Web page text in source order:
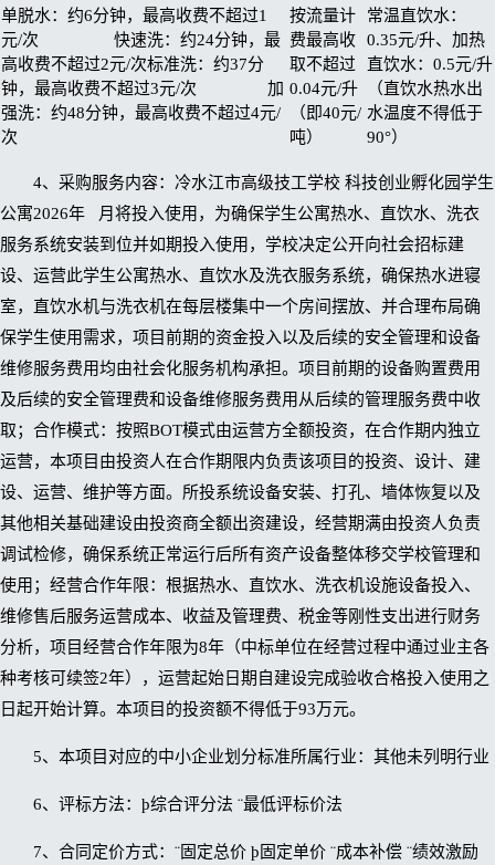
单脱水：约6分钟，最高收费不超过1
元/次 快速洗：约24分钟，最
高收费不超过2元/次标准洗：约37分
钟，最高收费不超过3元/次 加
强洗：约48分钟，最高收费不超过4元/
次
按流量计
费最高收
取不超过
0.04元/升
（即40元/
吨）
常温直饮水：
0.35元/升、加热
直饮水：0.5元/升
（直饮水热水出
水温度不得低于
90°）
4、采购服务内容：冷水江市高级技工学校 科技创业孵化园学生
公寓2026年 月将投入使用，为确保学生公寓热水、直饮水、洗衣
服务系统安装到位并如期投入使用，学校决定公开向社会招标建
设、运营此学生公寓热水、直饮水及洗衣服务系统，确保热水进寝
室，直饮水机与洗衣机在每层楼集中一个房间摆放、并合理布局确
保学生使用需求，项目前期的资金投入以及后续的安全管理和设备
维修服务费用均由社会化服务机构承担。项目前期的设备购置费用
及后续的安全管理费和设备维修服务费用从后续的管理服务费中收
取；合作模式：按照BOT模式由运营方全额投资，在合作期内独立
运营，本项目由投资人在合作期限内负责该项目的投资、设计、建
设、运营、维护等方面。所投系统设备安装、打孔、墙体恢复以及
其他相关基础建设由投资商全额出资建设，经营期满由投资人负责
调试检修，确保系统正常运行后所有资产设备整体移交学校管理和
使用；经营合作年限：根据热水、直饮水、洗衣机设施设备投入、
维修售后服务运营成本、收益及管理费、税金等刚性支出进行财务
分析，项目经营合作年限为8年（中标单位在经营过程中通过业主各
种考核可续签2年），运营起始日期自建设完成验收合格投入使用之
日起开始计算。本项目的投资额不得低于93万元。
5、本项目对应的中小企业划分标准所属行业：其他未列明行业
6、评标方法：þ综合评分法 ¨最低评标价法
7、合同定价方式：¨固定总价 þ固定单价 ¨成本补偿 ¨绩效激励